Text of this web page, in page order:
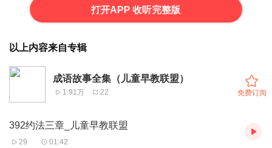
打开APP 收听完整版
以上内容来自专辑
成语故事全集（儿童早教联盟）
1.91万 22 免费订阅
392约法三章_儿童早教联盟
29 01:42